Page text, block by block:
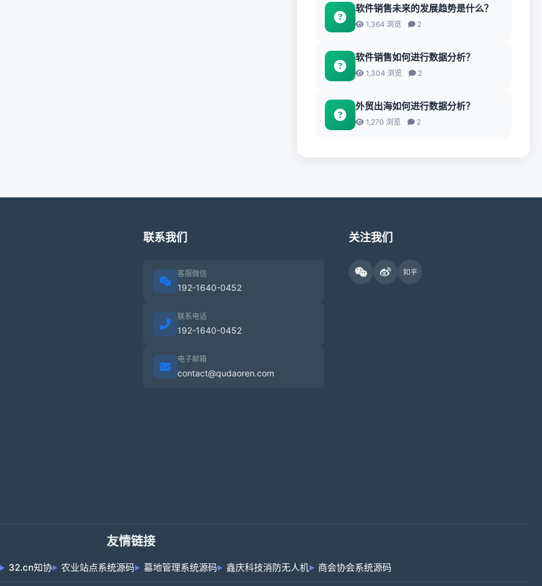
软件销售未来的发展趋势是什么？
1,364 浏览 2
软件销售如何进行数据分析？
1,304 浏览 2
外贸出海如何进行数据分析？
1,270 浏览 2
联系我们
客服微信
192-1640-0452
联系电话
192-1640-0452
电子邮箱
contact@qudaoren.com
关注我们
友情链接
32.cn知协 农业站点系统源码 墓地管理系统源码 鑫庆科技消防无人机 商会协会系统源码